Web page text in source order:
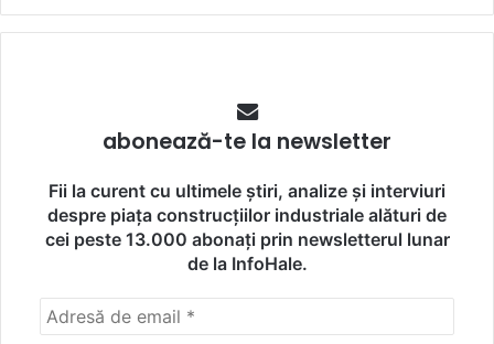
abonează-te la newsletter
Fii la curent cu ultimele știri, analize și interviuri
despre piața construcțiilor industriale alături de
cei peste 13.000 abonați prin newsletterul lunar
de la InfoHale.